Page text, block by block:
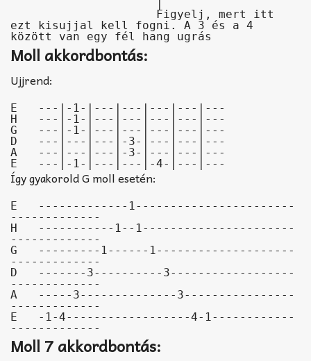
ezt kisujjal kell fogni. A 3 és a 4
között van egy fél hang ugrás
Moll akkordbontás:
Ujjrend:
E   ---|-1-|---|---|---|---|---
H   ---|-1-|---|---|---|---|---
G   ---|-1-|---|---|---|---|---
D   ---|---|---|-3-|---|---|---
A   ---|---|---|-3-|---|---|---
E   ---|-1-|---|---|-4-|---|---
Így gyakorold G moll esetén:
E   -------------1-----------------------
-------------
H   -----------1--1----------------------
-------------
G   ---------1------1--------------------
-------------
D   -------3----------3------------------
-------------
A   -----3--------------3----------------
-------------
E   -1-4------------------4-1------------
-------------
Moll 7 akkordbontás: